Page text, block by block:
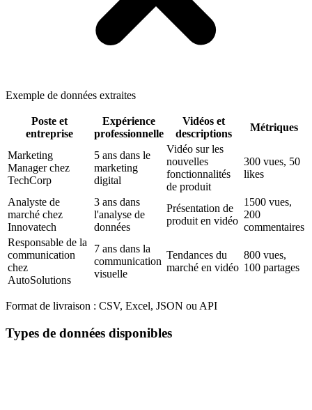
Exemple de données extraites
Poste et
entreprise
Expérience
professionnelle
Vidéos et
descriptions
Métriques
Marketing
Manager chez
TechCorp
5 ans dans le
marketing
digital
Vidéo sur les
nouvelles
fonctionnalités
de produit
300 vues, 50
likes
Analyste de
marché chez
Innovatech
3 ans dans
l'analyse de
données
Présentation de
produit en vidéo
1500 vues,
200
commentaires
Responsable de la
communication
chez
AutoSolutions
7 ans dans la
communication
visuelle
Tendances du
marché en vidéo
800 vues,
100 partages
Format de livraison : CSV, Excel, JSON ou API
Types de données disponibles